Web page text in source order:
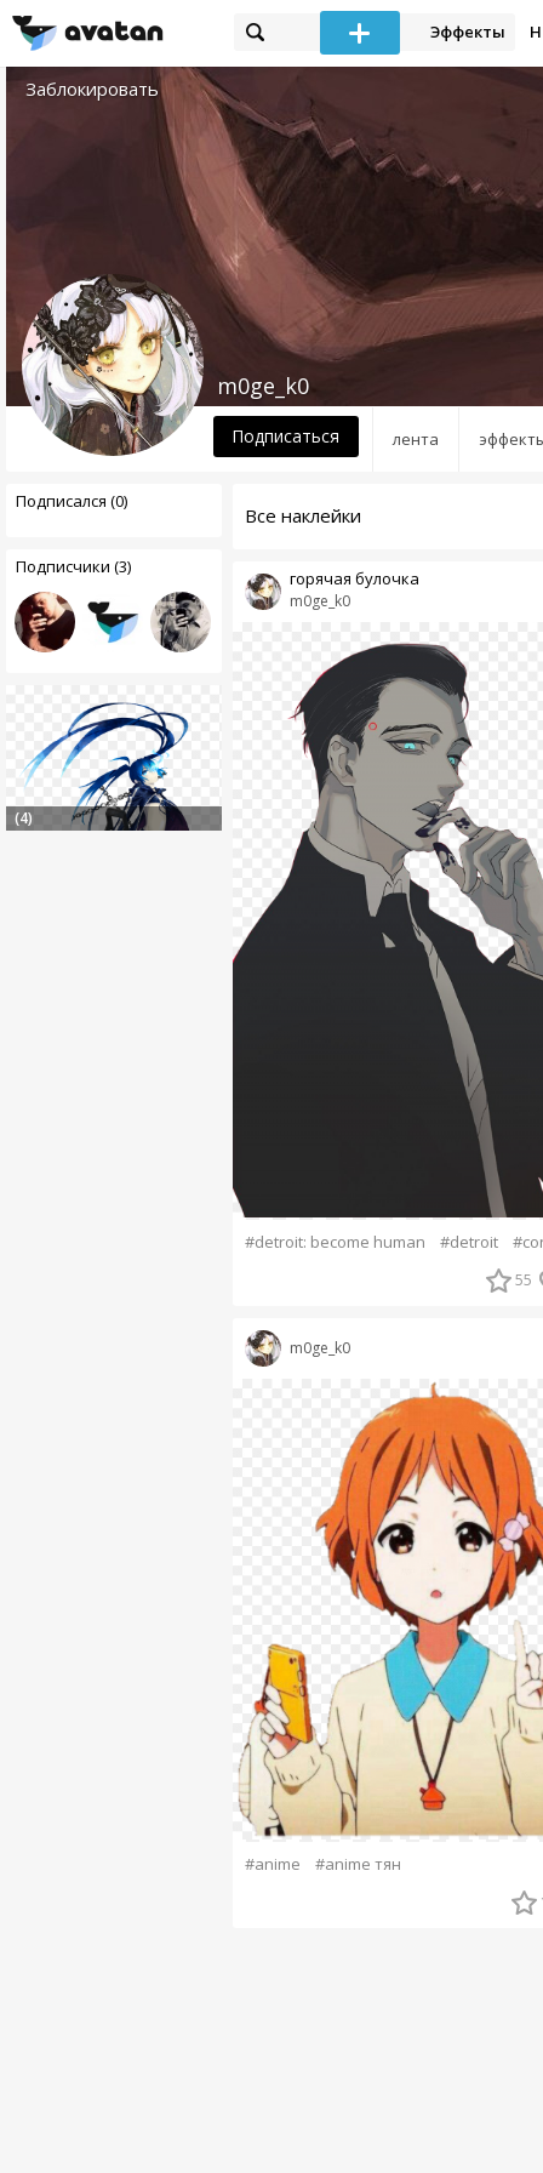
Эффекты
Заблокировать
лента
m0ge_k0
Подписаться
Подписался (0)
Подписчики (3)
(4)
Все наклейки
m0ge_k0
горячая булочка
#detroit: become human #detroit
55
m0ge_k0
#anime #anime тян